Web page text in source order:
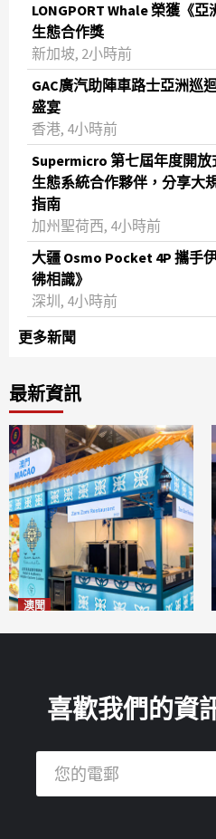
LONGPORT Whale 榮獲《
生態合作獎
新加坡, 2小時前
GAC廣汽助陣車路士亞洲巡
盛宴
香港, 4小時前
Supermicro 第七屆年度開放
生態系統合作夥伴，分享大
指南
加州聖荷西, 4小時前
大疆 Osmo Pocket 4P 攜手
彿相識》
深圳, 4小時前
更多新聞
最新資訊
澳聞
喜歡我們的資